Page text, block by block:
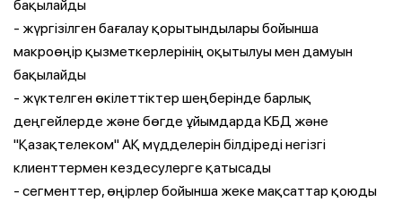
бақылайды
- жүргізілген бағалау қорытындылары бойынша
макроөңір қызметкерлерінің оқытылуы мен дамуын
бақылайды
- жүктелген өкілеттіктер шеңберінде барлық
деңгейлерде және бөгде ұйымдарда КБД және
"Қазақтелеком" АҚ мүдделерін білдіреді негізгі
клиенттермен кездесулерге қатысады
- сегменттер, өңірлер бойынша жеке мақсаттар қоюды